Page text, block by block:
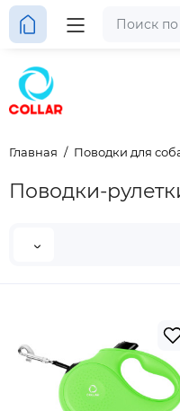
Главная Поводки для
Поводки-